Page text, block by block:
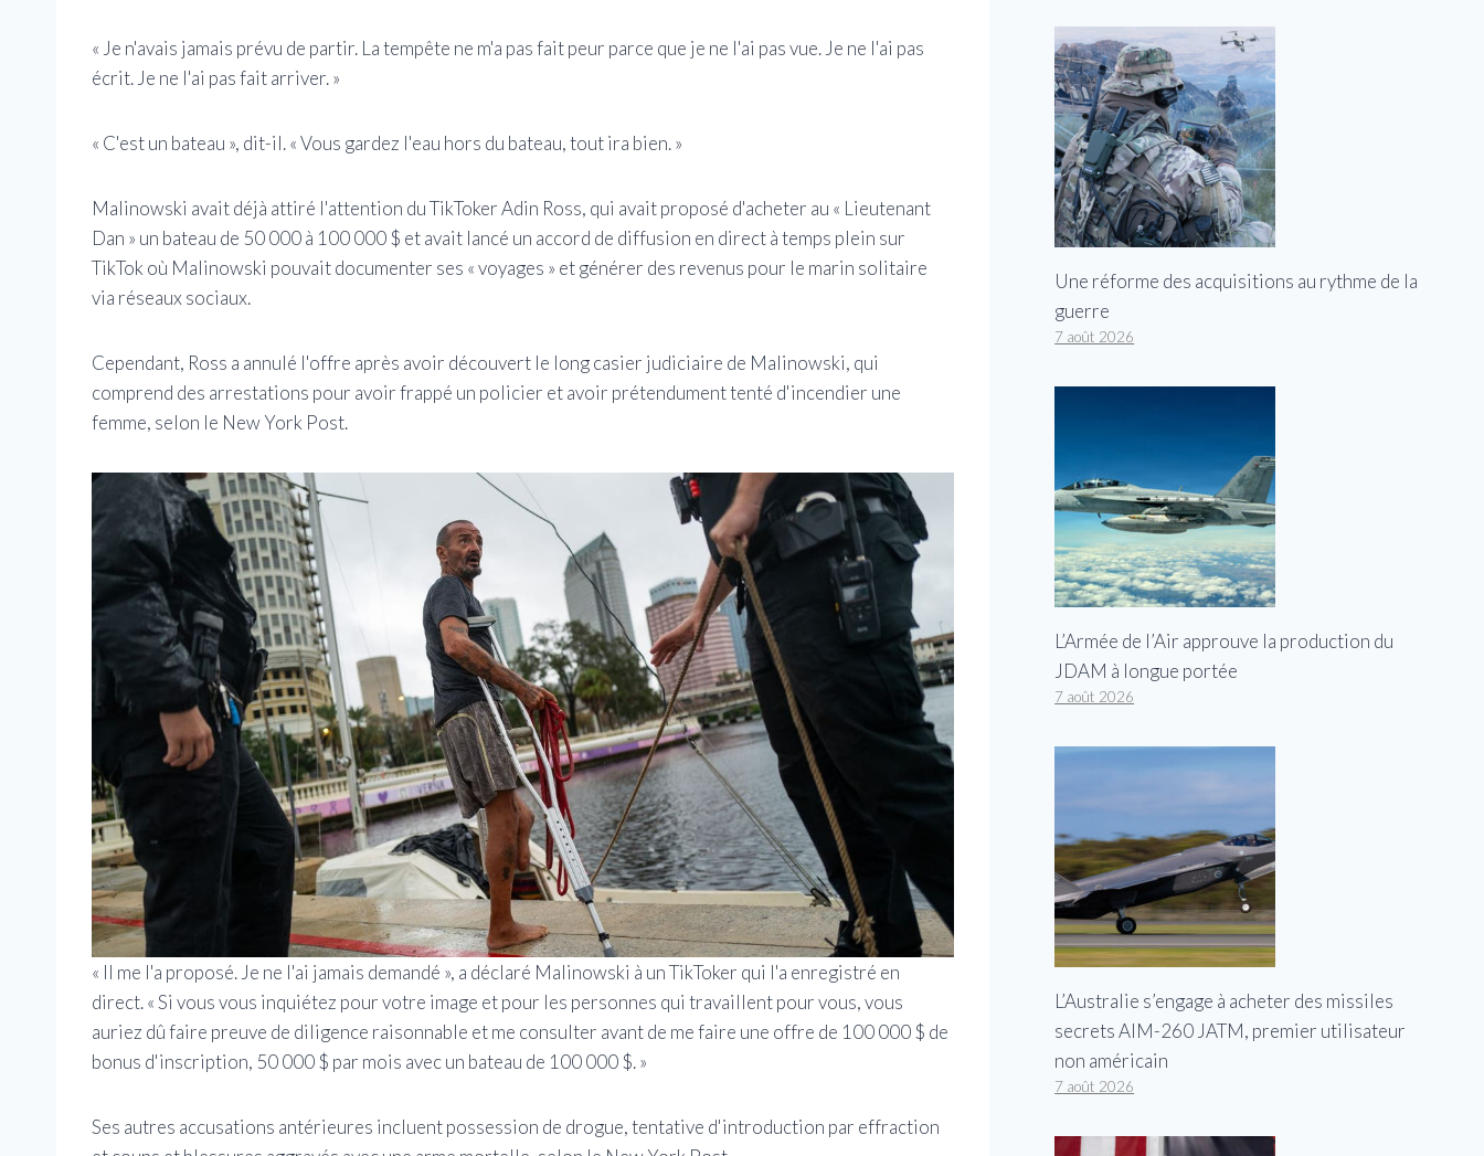
« Je n'avais jamais prévu de partir. La tempête ne m'a pas fait peur parce que je ne l'ai pas vue. Je ne l'ai pas
écrit. Je ne l'ai pas fait arriver. »
« C'est un bateau », dit-il. « Vous gardez l'eau hors du bateau, tout ira bien. »
Malinowski avait déjà attiré l'attention du TikToker Adin Ross, qui avait proposé d'acheter au « Lieutenant
Dan » un bateau de 50 000 à 100 000 $ et avait lancé un accord de diffusion en direct à temps plein sur
TikTok où Malinowski pouvait documenter ses « voyages » et générer des revenus pour le marin solitaire
via réseaux sociaux.
Cependant, Ross a annulé l'offre après avoir découvert le long casier judiciaire de Malinowski, qui
comprend des arrestations pour avoir frappé un policier et avoir prétendument tenté d'incendier une
femme, selon le New York Post.
« Il me l'a proposé. Je ne l'ai jamais demandé », a déclaré Malinowski à un TikToker qui l'a enregistré en
direct. « Si vous vous inquiétez pour votre image et pour les personnes qui travaillent pour vous, vous
auriez dû faire preuve de diligence raisonnable et me consulter avant de me faire une offre de 100 000 $ de
bonus d'inscription, 50 000 $ par mois avec un bateau de 100 000 $. »
Ses autres accusations antérieures incluent possession de drogue, tentative d'introduction par effraction
Une réforme des acquisitions au rythme de la
guerre
7 août 2026
L’Armée de l’Air approuve la production du
JDAM à longue portée
7 août 2026
L’Australie s’engage à acheter des missiles
secrets AIM-260 JATM, premier utilisateur
non américain
7 août 2026